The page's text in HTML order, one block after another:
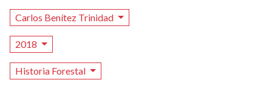
Carlos Benítez Trinidad
2018
Historia Forestal